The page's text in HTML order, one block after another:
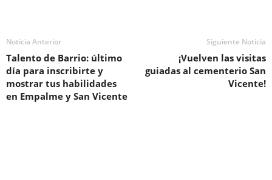
Noticia Anterior
Talento de Barrio: último
día para inscribirte y
mostrar tus habilidades
en Empalme y San Vicente
Siguiente Noticia
¡Vuelven las visitas
guiadas al cementerio San
Vicente!